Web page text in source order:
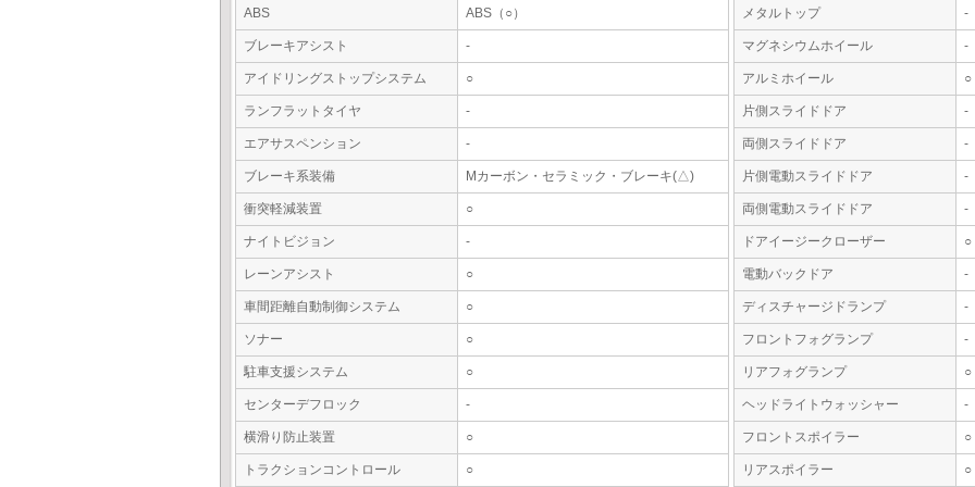
ABS ABS（○）
ブレーキアシスト -
アイドリングストップシステム ○
ランフラットタイヤ -
エアサスペンション -
ブレーキ系装備 Mカーボン・セラミック・ブレーキ(△)
衝突軽減装置 ○
ナイトビジョン -
レーンアシスト ○
車間距離自動制御システム ○
ソナー ○
駐車支援システム ○
センターデフロック -
横滑り防止装置 ○
トラクションコントロール ○
メタルトップ -
マグネシウムホイール -
アルミホイール ○
片側スライドドア -
両側スライドドア -
片側電動スライドドア -
両側電動スライドドア -
ドアイージークローザー ○
電動バックドア -
ディスチャージドランプ -
フロントフォグランプ -
リアフォグランプ ○
ヘッドライトウォッシャー -
フロントスポイラー ○
リアスポイラー ○